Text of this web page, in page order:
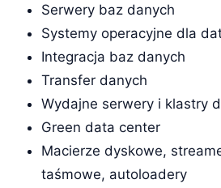
Serwery baz danych
Systemy operacyjne dla
Integracja baz danych
Transfer danych
Wydajne serwery i klastry
Green data center
Macierze dyskowe,
taśmowe, autoloadery